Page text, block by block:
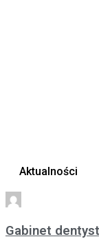
Aktualności
Gabinet